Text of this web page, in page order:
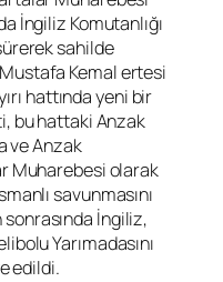
İngiliz Komutanlığı
sahilde
Kemal ertesi
hattında yeni bir
bu hattaki Anzak
ve Anzak
Muharebesi olarak
savunmasını
İngiliz,
Yarımadasını
edildi.